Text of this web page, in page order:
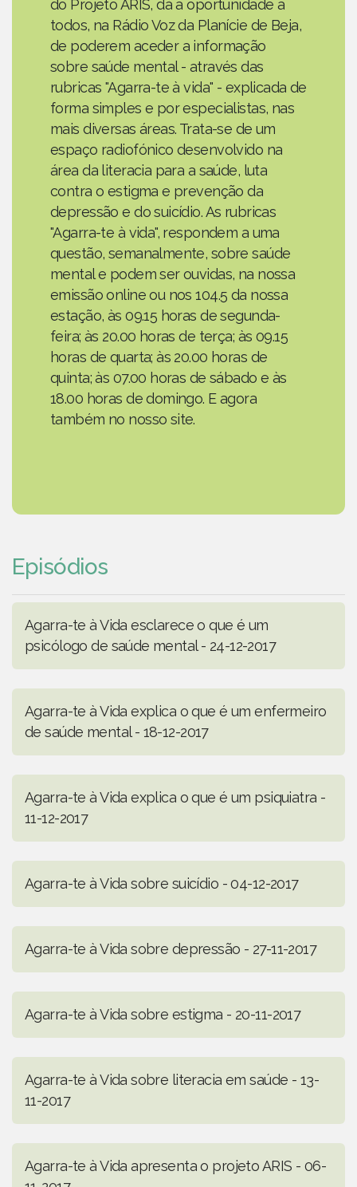
do Projeto ARIS, dá a oportunidade a
todos, na Rádio Voz da Planície de Beja,
de poderem aceder a informação
sobre saúde mental - através das
rubricas "Agarra-te à vida" - explicada de
forma simples e por especialistas, nas
mais diversas áreas. Trata-se de um
espaço radiofónico desenvolvido na
área da literacia para a saúde, luta
contra o estigma e prevenção da
depressão e do suicídio. As rubricas
"Agarra-te à vida", respondem a uma
questão, semanalmente, sobre saúde
mental e podem ser ouvidas, na nossa
emissão online ou nos 104.5 da nossa
estação, às 09.15 horas de segunda-
feira; às 20.00 horas de terça; às 09.15
horas de quarta; às 20.00 horas de
quinta; às 07.00 horas de sábado e às
18.00 horas de domingo. E agora
também no nosso site.
Episódios
Agarra-te à Vida esclarece o que é um
psicólogo de saúde mental - 24-12-2017
Agarra-te à Vida explica o que é um enfermeiro
de saúde mental - 18-12-2017
Agarra-te à Vida explica o que é um psiquiatra -
11-12-2017
Agarra-te à Vida sobre suicídio - 04-12-2017
Agarra-te à Vida sobre depressão - 27-11-2017
Agarra-te à Vida sobre estigma - 20-11-2017
Agarra-te à Vida sobre literacia em saúde - 13-
11-2017
Agarra-te à Vida apresenta o projeto ARIS - 06-